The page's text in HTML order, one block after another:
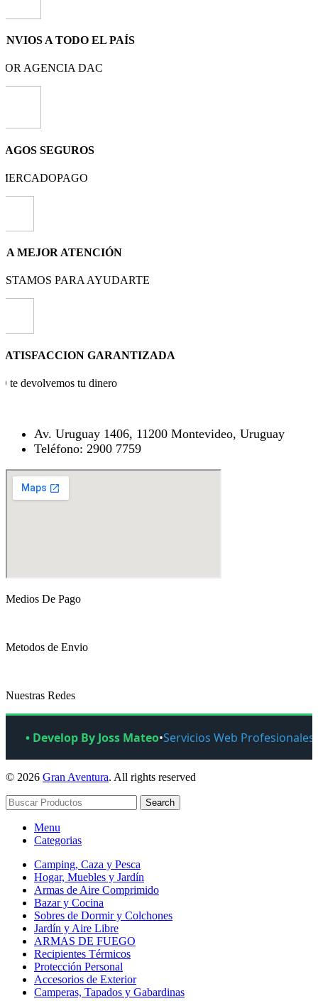
A TODO EL PAÍS
AGENCIA DAC
SEGUROS
MEJOR ATENCIÓN
PARA AYUDARTE
GARANTIZADA
te devolvemos tu dinero
Av. Uruguay 1406, 11200 Montevideo, Uruguay
Teléfono: 2900 7759
Medios De Pago
Metodos de Envio
Nuestras Redes
• Develop By Joss Mateo•Servicios Web Profesionales
© 2026 Gran Aventura. All rights reserved
Search
Menu
Categorias
Camping, Caza y Pesca
Hogar, Muebles y Jardín
Armas de Aire Comprimido
Bazar y Cocina
Sobres de Dormir y Colchones
Jardín y Aire Libre
ARMAS DE FUEGO
Recipientes Térmicos
Protección Personal
Accesorios de Exterior
Camperas, Tapados y Gabardinas